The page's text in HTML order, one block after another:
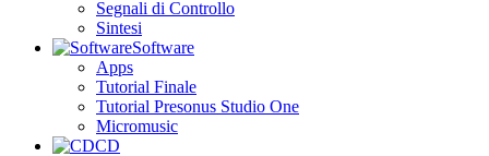
Segnali di Controllo
Sintesi
Software
Apps
Tutorial Finale
Tutorial Presonus Studio One
Micromusic
CD